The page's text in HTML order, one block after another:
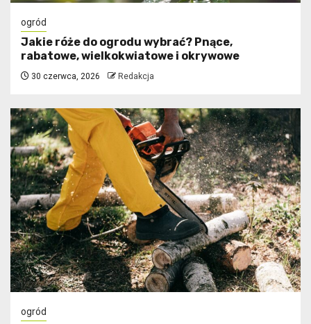
ogród
Jakie róże do ogrodu wybrać? Pnące,
rabatowe, wielkokwiatowe i okrywowe
30 czerwca, 2026 Redakcja
ogród